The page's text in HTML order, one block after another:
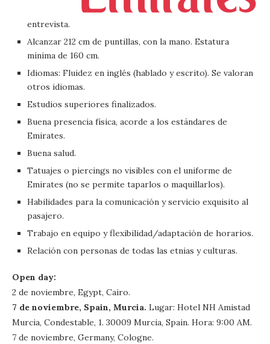
entrevista.
Alcanzar 212 cm de puntillas, con la mano. Estatura
mínima de 160 cm.
Idiomas: Fluidez en inglés (hablado y escrito). Se valoran
otros idiomas.
Estudios superiores finalizados.
Buena presencia física, acorde a los estándares de
Emirates.
Buena salud.
Tatuajes o piercings no visibles con el uniforme de
Emirates (no se permite taparlos o maquillarlos).
Habilidades para la comunicación y servicio exquisito al
pasajero.
Trabajo en equipo y flexibilidad/adaptación de horarios.
Relación con personas de todas las etnias y culturas.
Open day:
2 de noviembre, Egypt, Cairo.
7 de noviembre, Spain, Murcia. Lugar: Hotel NH Amistad
Murcia, Condestable, 1. 30009 Murcia, Spain. Hora: 9:00 AM.
7 de noviembre, Germany, Cologne.